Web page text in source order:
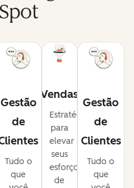
Gestão
de
Tudo o
que
Vendas
Estratégias
para
elevar
seus
esforços
de
Gestão
de
Clientes
Tudo o
que